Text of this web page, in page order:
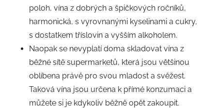
poloh, vína z dobrých a špičkových ročníků,
harmonická, s vyrovnanými kyselinami a cukry,
s dostatkem tříslovin a vyšším alkoholem.
Naopak se nevyplatí doma skladovat vína z
běžné sítě supermarketů, která jsou většinou
oblíbena právě pro svou mladost a svěžest.
Taková vína jsou určena k přímé konzumaci a
můžete si je kdykoliv běžně opět zakoupit.